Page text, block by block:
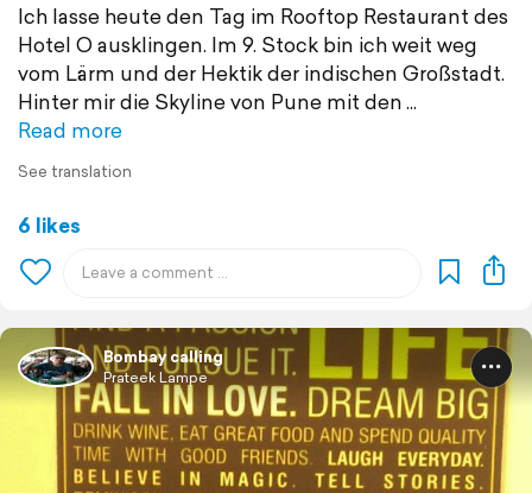
Ich lasse heute den Tag im Rooftop Restaurant des
Hotel O ausklingen. Im 9. Stock bin ich weit weg
vom Lärm und der Hektik der indischen Großstadt.
Hinter mir die Skyline von Pune mit den
Read more
See translation
6 likes
Bombay calling
Prateek Lampe